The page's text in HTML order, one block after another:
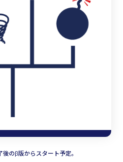
のβ版からスタート予定。